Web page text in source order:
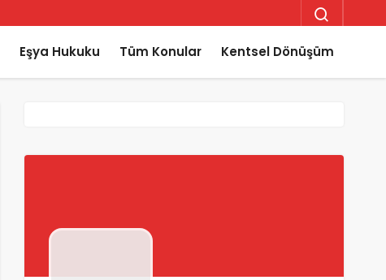
Eşya Hukuku Tüm Konular Kentsel Dönüşüm